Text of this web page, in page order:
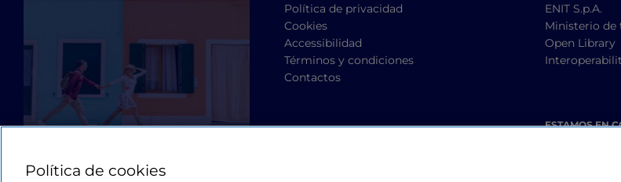
Política de privacidad
Cookies
Accessibilidad
Términos y condiciones
Contactos
ENIT S.p.A.
Ministerio de
Open Library
ESTAMOS EN
Política de cookies